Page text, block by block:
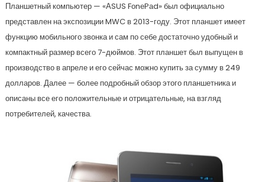
Планшетный компьютер — «АSUS FоnеPаd» был официально
представлен на экспозиции MWC в 2013-году. Этот планшет имеет
функцию мобильного звонка и сам по себе достаточно удобный и
компактный размер всего 7-дюймов. Этот планшет был выпущен в
производство в апреле и его сейчас можно купить за сумму в 249
долларов. Далее — более подробный обзор этого планшетника и
описаны все его положительные и отрицательные, на взгляд
потребителей, качества.